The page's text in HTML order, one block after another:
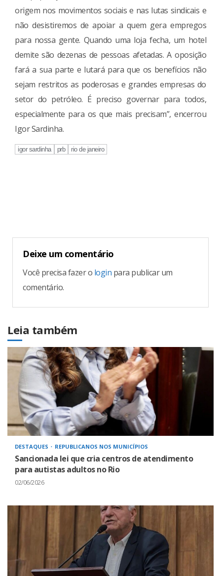
origem nos movimentos sociais e nas lutas sindicais e
não desistiremos de apoiar a quem gera empregos
para nossa gente. Quando uma loja fecha, um hotel
demite são dezenas de pessoas afetadas. A oposição
fará a sua parte e lutará para que os benefícios não
sejam restritos as poderosas e grandes empresas do
setor do petróleo. É preciso governar para todos,
especialmente para os que mais precisam”, encerrou
Igor Sardinha.
igor sardinha prb rio de janeiro
Deixe um comentário
Você precisa fazer o login para publicar um
comentário.
Leia também
DESTAQUES REPUBLICANOS NOS MUNICÍPIOS
Sancionada lei que cria centros de atendimento
para autistas adultos no Rio
02/06/2026